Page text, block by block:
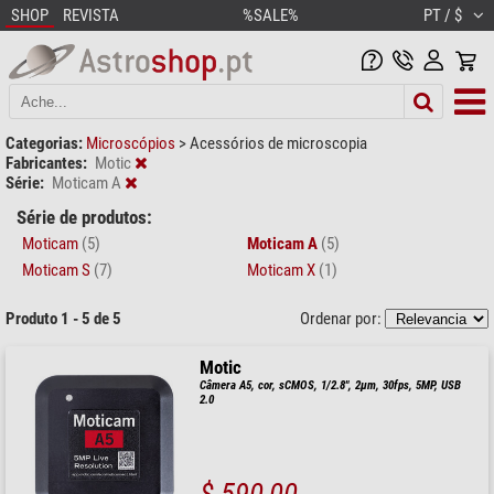
SHOP REVISTA %SALE% PT / $
Categorias: Microscópios >Acessórios de microscopia
Fabricantes: Motic
Série: Moticam A
Série de produtos:
Moticam (5) Moticam A (5)
Moticam S (7) Moticam X (1)
Produto 1 - 5 de 5 Ordenar por:
Motic
Câmera A5, cor, sCMOS, 1/2.8", 2µm, 30fps, 5MP, USB
2.0